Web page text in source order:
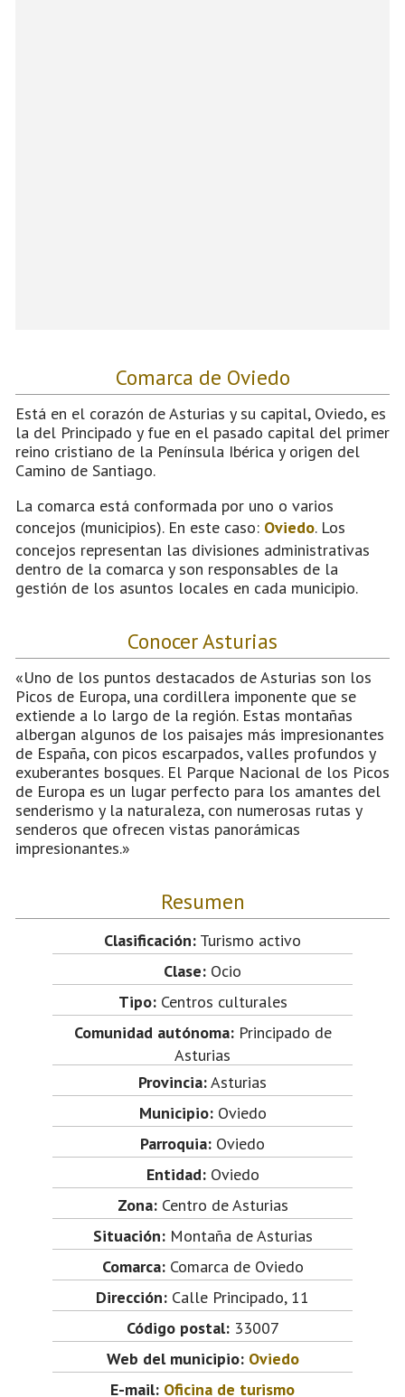
Comarca de Oviedo
Está en el corazón de Asturias y su capital, Oviedo, es
la del Principado y fue en el pasado capital del primer
reino cristiano de la Península Ibérica y origen del
Camino de Santiago.
La comarca está conformada por uno o varios
concejos (municipios). En este caso: Oviedo. Los
concejos representan las divisiones administrativas
dentro de la comarca y son responsables de la
gestión de los asuntos locales en cada municipio.
Conocer Asturias
«Uno de los puntos destacados de Asturias son los
Picos de Europa, una cordillera imponente que se
extiende a lo largo de la región. Estas montañas
albergan algunos de los paisajes más impresionantes
de España, con picos escarpados, valles profundos y
exuberantes bosques. El Parque Nacional de los Picos
de Europa es un lugar perfecto para los amantes del
senderismo y la naturaleza, con numerosas rutas y
senderos que ofrecen vistas panorámicas
impresionantes.»
Resumen
Clasificación: Turismo activo
Clase: Ocio
Tipo:Centros culturales
Comunidad autónoma:Principado de
Asturias
Provincia:Asturias
Municipio:Oviedo
Parroquia: Oviedo
Entidad:Oviedo
Zona:Centro de Asturias
Situación:Montaña de Asturias
Comarca:Comarca de Oviedo
Dirección: Calle Principado, 11
Código postal:33007
Web del municipio: Oviedo
E-mail: Oficina de turismo